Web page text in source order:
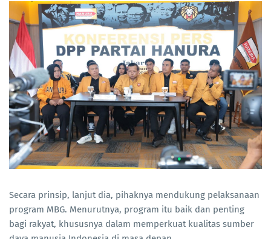
Secara prinsip, lanjut dia, pihaknya mendukung pelaksanaan
program MBG. Menurutnya, program itu baik dan penting
bagi rakyat, khususnya dalam memperkuat kualitas sumber